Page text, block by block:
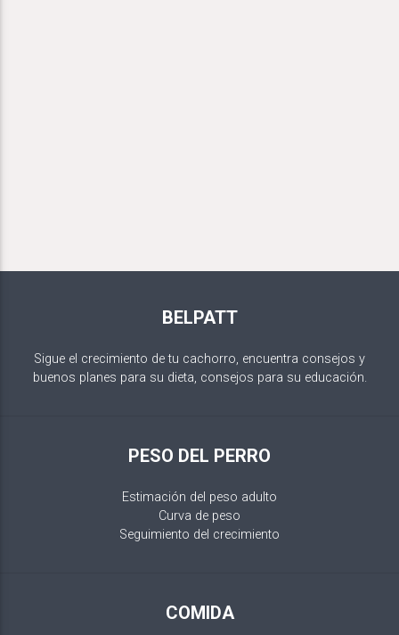
BELPATT
Sigue el crecimiento de tu cachorro, encuentra consejos y
buenos planes para su dieta, consejos para su educación.
PESO DEL PERRO
Estimación del peso adulto
Curva de peso
Seguimiento del crecimiento
COMIDA